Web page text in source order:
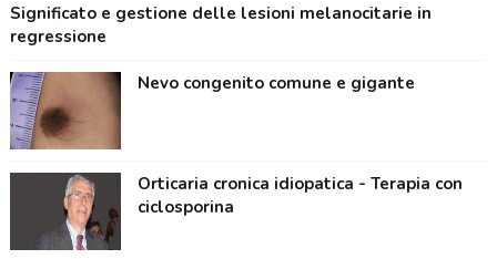
Significato e gestione delle lesioni melanocitarie in
regressione
Nevo congenito comune e gigante
Orticaria cronica idiopatica - Terapia con
ciclosporina